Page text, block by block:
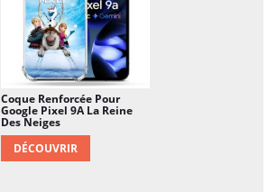
Coque Renforcée Pour
Google Pixel 9A La Reine
Des Neiges
DÉCOUVRIR